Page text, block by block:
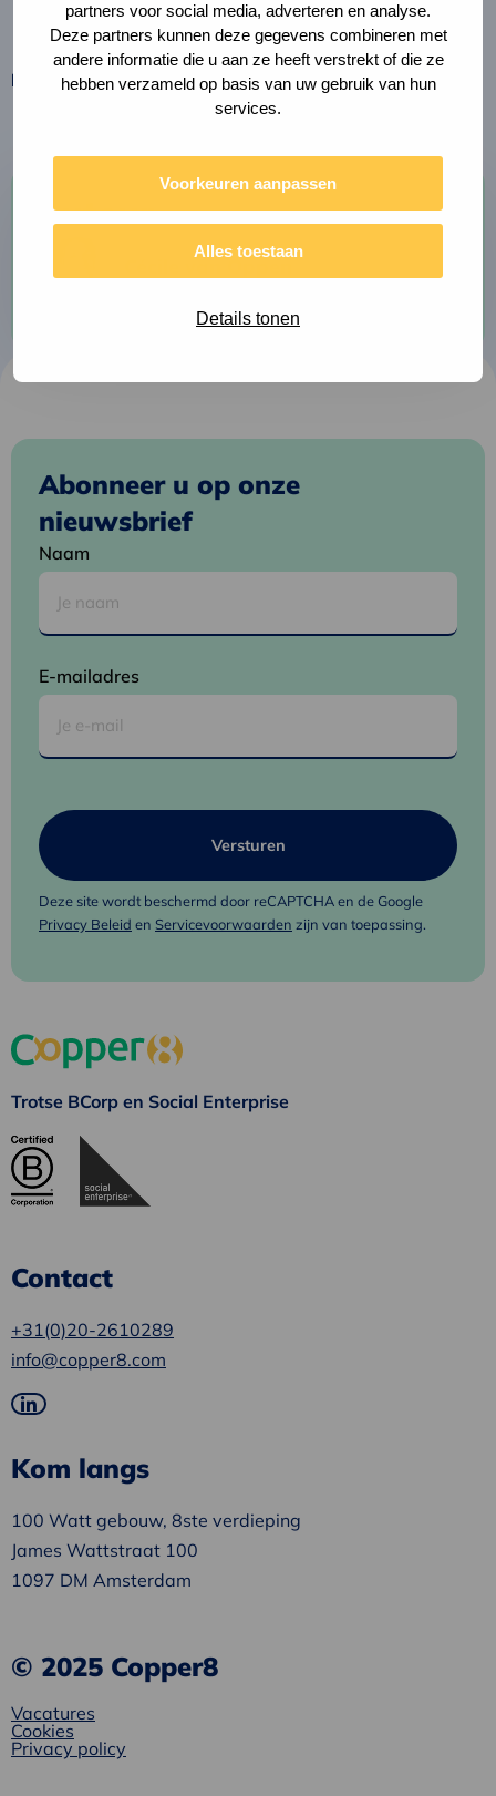
partners voor social media, adverteren en analyse.
Deze partners kunnen deze gegevens combineren met
andere informatie die u aan ze heeft verstrekt of die ze
hebben verzameld op basis van uw gebruik van hun
services.
Voorkeuren aanpassen
Alles toestaan
Details tonen
Deel deze pagina
Deel
via
Link
naar
Auteur
meer
Abonneer u op onze
nieuwsbrief
Naam
E-mailadres
Deze site wordt beschermd door reCAPTCHA en de Google
Privacy Beleid en Servicevoorwaarden zijn van toepassing.
Trotse BCorp en Social Enterprise
Contact
+31(0)20-2610289
info@copper8.com
Ga
LinkedIn
Kom langs
100 Watt gebouw, 8ste verdieping
James Wattstraat 100
1097 DM Amsterdam
© 2025 Copper8
Vacatures
Cookies
Privacy policy